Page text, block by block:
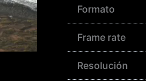
Formato
Frame rate
Resolución